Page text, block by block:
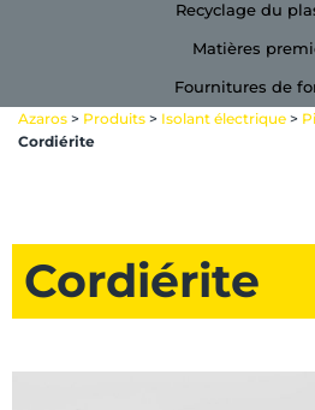
Recyclage du
Matières
Fournitures de
Azaros > Produits > Isolant électrique >
Cordiérite
Cordiérite